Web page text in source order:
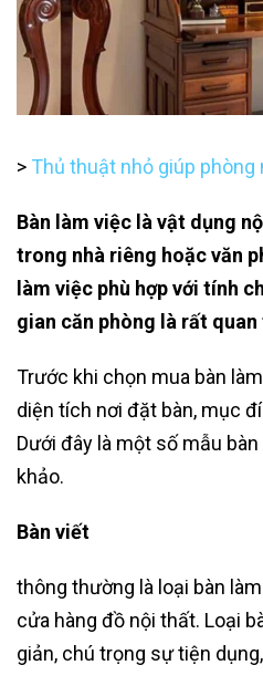
> Thủ thuật nhỏ giúp phòng
Bàn làm việc là vật dụng
trong nhà riêng hoặc văn
làm việc phù hợp với tính
gian căn phòng là rất
Trước khi chọn mua bàn
diện tích nơi đặt bàn, mục
Dưới đây là một số mẫu
khảo.
Bàn viết
thông thường là loại bàn
cửa hàng đồ nội thất. Loại
giản, chú trọng sự tiện